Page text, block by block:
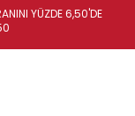
YÜZDE 6,50'DE